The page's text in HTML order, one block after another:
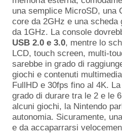
una semplice MicroSD, una
core da 2GHz e una scheda
da 1GHz. La console
USB 2.0 e 3.0, mentre lo
LCD, touch screen, multi-
sarebbe in grado di
giochi e contenuti
FullHD e 30fps fino al 4K.
grado di durare tra le 2 e le
alcuni giochi, la Nintendo
autonomia. Sicuramente,
e da accaparrarsi